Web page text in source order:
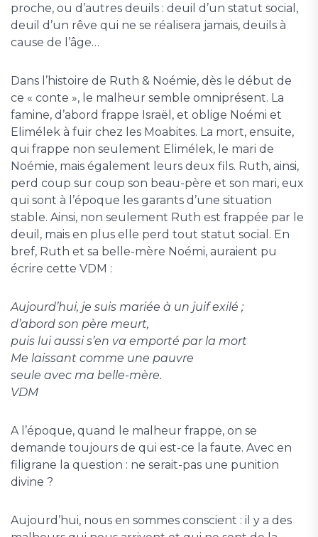
proche, ou d’autres deuils : deuil d’un statut social,
deuil d’un rêve qui ne se réalisera jamais, deuils à
cause de l’âge…
Dans l’histoire de Ruth & Noémie, dès le début de
ce « conte », le malheur semble omniprésent. La
famine, d’abord frappe Israël, et oblige Noémi et
Elimélek à fuir chez les Moabites. La mort, ensuite,
qui frappe non seulement Elimélek, le mari de
Noémie, mais également leurs deux fils. Ruth, ainsi,
perd coup sur coup son beau-père et son mari, eux
qui sont à l’époque les garants d’une situation
stable. Ainsi, non seulement Ruth est frappée par le
deuil, mais en plus elle perd tout statut social. En
bref, Ruth et sa belle-mère Noémi, auraient pu
écrire cette VDM :
Aujourd’hui, je suis mariée à un juif exilé ;
d’abord son père meurt,
puis lui aussi s’en va emporté par la mort
Me laissant comme une pauvre
seule avec ma belle-mère.
VDM
A l’époque, quand le malheur frappe, on se
demande toujours de qui est-ce la faute. Avec en
filigrane la question : ne serait-pas une punition
divine ?
Aujourd’hui, nous en sommes conscient : il y a des